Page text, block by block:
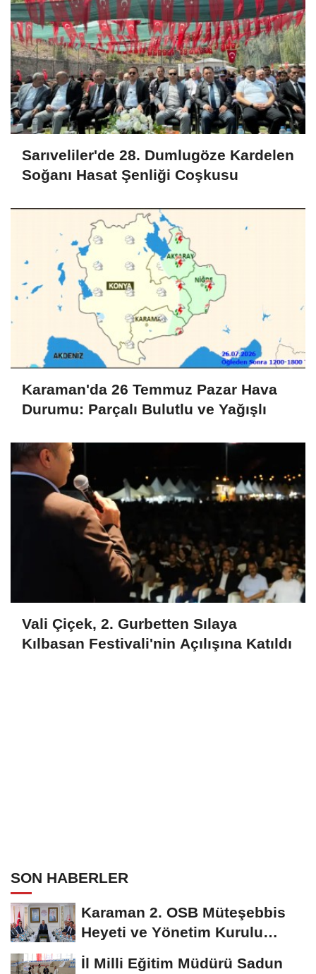
Sarıveliler'de 28. Dumlugöze Kardelen
Soğanı Hasat Şenliği Coşkusu
Karaman'da 26 Temmuz Pazar Hava
Durumu: Parçalı Bulutlu ve Yağışlı
Vali Çiçek, 2. Gurbetten Sılaya
Kılbasan Festivali'nin Açılışına Katıldı
SON HABERLER
Karaman 2. OSB Müteşebbis
Heyeti ve Yönetim Kurulu
Toplantısı Gerçekleştirildi
İl Milli Eğitim Müdürü Sadun